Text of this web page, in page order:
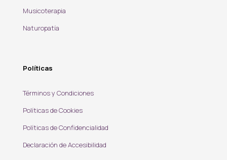
Musicoterapia
Naturopatía
Políticas
Términos y Condiciones
Políticas de Cookies
Políticas de Confidencialidad
Declaración de Accesibilidad